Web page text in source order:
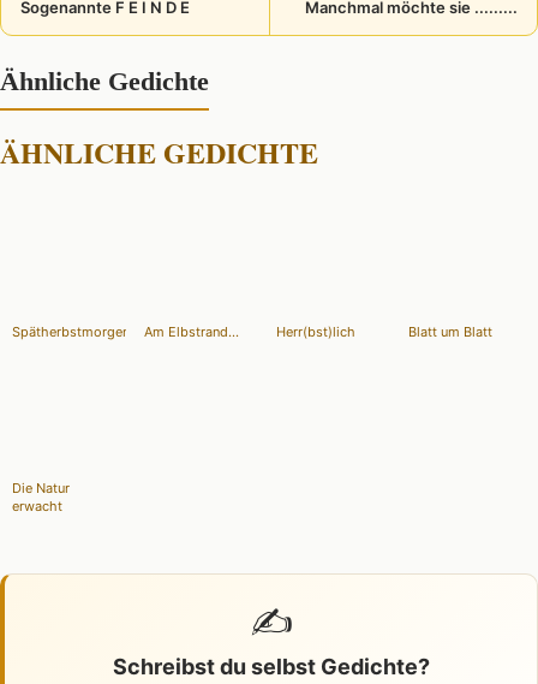
Sogenannte F E I N D E Manchmal möchte sie .........
Ähnliche Gedichte
ÄHNLICHE GEDICHTE
Spätherbstmorgen Am Elbstrand... Herr(bst)lich Blatt um Blatt
Die Natur
erwacht
✍️
Schreibst du selbst Gedichte?